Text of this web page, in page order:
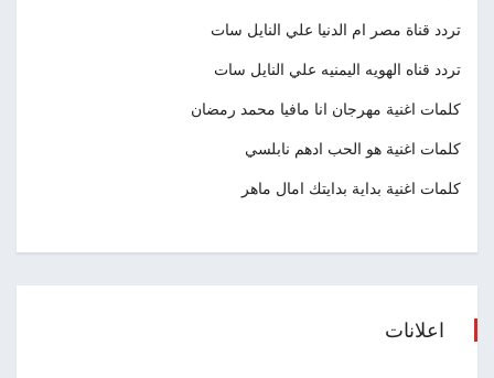
تردد قناة مصر ام الدنيا علي النايل سات
تردد قناه الهويه اليمنيه علي النايل سات
كلمات اغنية مهرجان انا مافيا محمد رمضان
كلمات اغنية هو الحب ادهم نابلسي
كلمات اغنية بداية بدايتك امال ماهر
اعلانات